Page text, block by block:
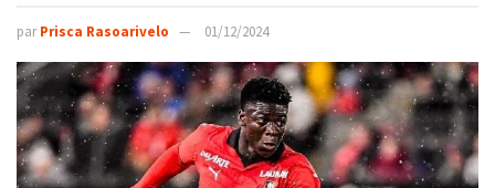
par Prisca Rasoarivelo 01/12/2024